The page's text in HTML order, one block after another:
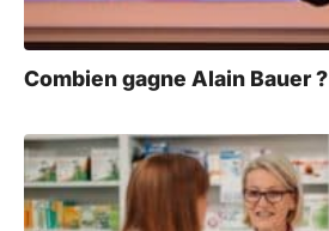
Combien gagne Alain Bauer ?